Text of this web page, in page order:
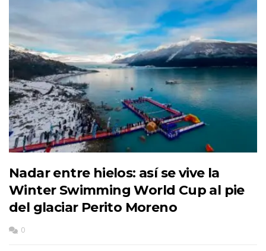
Nadar entre hielos: así se vive la
Winter Swimming World Cup al pie
del glaciar Perito Moreno
0